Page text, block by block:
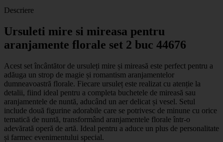
Descriere
Ursuleti mire si mireasa pentru
aranjamente florale set 2 buc 44676
Acest set încântător de ursuleți mire și mireasă este perfect pentru a
adăuga un strop de magie și romantism aranjamentelor
dumneavoastră florale. Fiecare ursuleț este realizat cu atenție la
detalii, fiind ideal pentru a completa buchetele de mireasă sau
aranjamentele de nuntă, aducând un aer delicat și vesel. Setul
include două figurine adorabile care se potrivesc de minune cu orice
tematică de nuntă, transformând aranjamentele florale într-o
adevărată operă de artă. Ideal pentru a aduce un plus de personalitate
și farmec evenimentului special.